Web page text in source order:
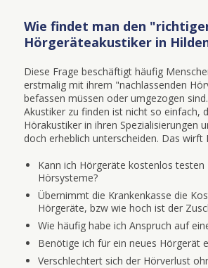
Wie findet man den
Hörgeräteakustiker in
Diese Frage beschäftigt häufig
erstmalig mit ihrem "nachlassenden
befassen müssen oder umgezogen
Akustiker zu finden ist nicht so einfach,
Hörakustiker in ihren Spezialisierungen
doch erheblich unterscheiden. Das wirft
Kann ich Hörgeräte kostenlos testen
Hörsysteme?
Übernimmt die Krankenkasse die
Hörgeräte, bzw wie hoch ist der
Wie häufig habe ich Anspruch auf
Benötige ich für ein neues Hörgerät
Verschlechtert sich der Hörverlust